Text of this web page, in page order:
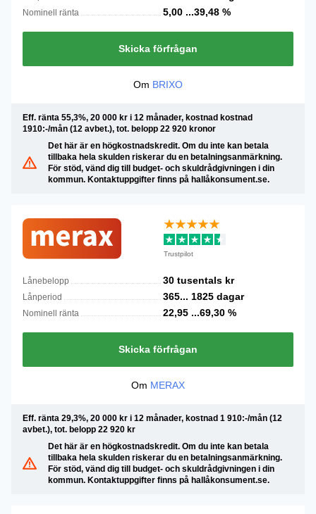
Nominell ränta 5,00 ...39,48 %
Skicka förfrågan
Om BRIXO
Eff. ränta 55,3%, 20 000 kr i 12 månader, kostnad kostnad
1910:-/mån (12 avbet.), tot. belopp 22 920 kronor
Det här är en högkostnadskredit. Om du inte kan betala
tillbaka hela skulden riskerar du en betalningsanmärkning.
För stöd, vänd dig till budget- och skuldrådgivningen i din
kommun. Kontaktuppgifter finns på hallåkonsument.se.
Trustpilot
Lånebelopp 30 tusentals kr
Lånperiod 365... 1825 dagar
Nominell ränta 22,95 ...69,30 %
Skicka förfrågan
Om MERAX
Eff. ränta 29,3%, 20 000 kr i 12 månader, kostnad 1 910:-/mån (12
avbet.), tot. belopp 22 920 kr
Det här är en högkostnadskredit. Om du inte kan betala
tillbaka hela skulden riskerar du en betalningsanmärkning.
För stöd, vänd dig till budget- och skuldrådgivningen i din
kommun. Kontaktuppgifter finns på hallåkonsument.se.